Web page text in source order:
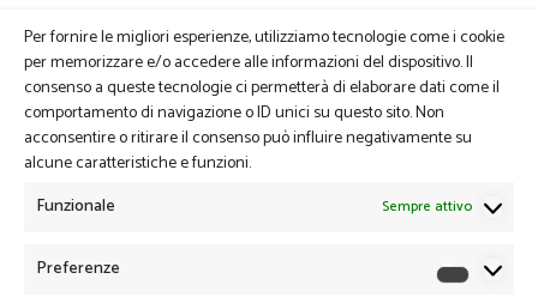
Per fornire le migliori esperienze, utilizziamo tecnologie come i cookie
per memorizzare e/o accedere alle informazioni del dispositivo. Il
consenso a queste tecnologie ci permetterà di elaborare dati come il
comportamento di navigazione o ID unici su questo sito. Non
acconsentire o ritirare il consenso può influire negativamente su
alcune caratteristiche e funzioni.
Funzionale
Sempre attivo
Preferenze